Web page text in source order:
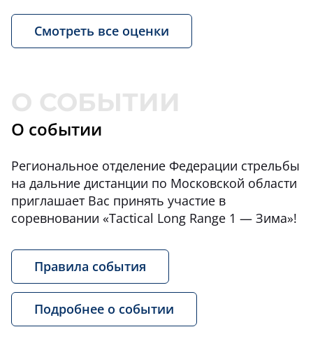
Смотреть все оценки
О событии
Региональное отделение Федерации стрельбы
на дальние дистанции по Московской области
приглашает Вас принять участие в
соревновании «Tactical Long Range 1 — Зима»!
Правила события
Подробнее о событии